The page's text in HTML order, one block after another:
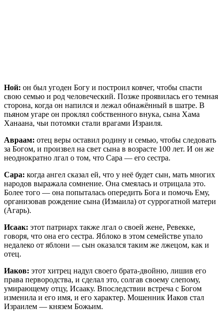
Ной: он был угоден Богу и построил ковчег, чтобы спасти
свою семью и род человеческий. Позже проявилась его темная
сторона, когда он напился и лежал обнажённый в шатре. В
пьяном угаре он проклял собственного внука, сына Хама
Ханаана, чьи потомки стали врагами Израиля.
Авраам: отец веры оставил родину и семью, чтобы следовать
за Богом, и произвел на свет сына в возрасте 100 лет. И он же
неоднократно лгал о том, что Сара — его сестра.
Сара: когда ангел сказал ей, что у неё будет сын, мать многих
народов выражала сомнение. Она смеялась и отрицала это.
Более того — она попыталась опередить Бога и помочь Ему,
организовав рождение сына (Измаила) от суррогатной матери
(Агарь).
Исаак: этот патриарх также лгал о своей жене, Ревекке,
говоря, что она его сестра. Яблоко в этом семействе упало
недалеко от яблони — сын оказался таким же лжецом, как и
отец.
Иаков: этот хитрец надул своего брата-двойню, лишив его
права первородства, и сделал это, солгав своему слепому,
умирающему отцу, Исааку. Впоследствии встреча с Богом
изменила и его имя, и его характер. Мошенник Иаков стал
Израилем — князем Божьим.